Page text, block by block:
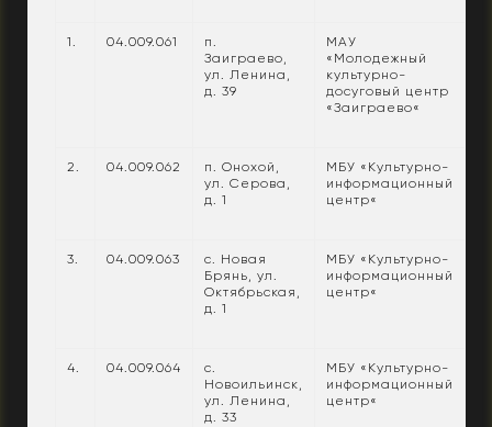
1. 04.009.061
п.
Заиграево,
ул. Ленина,
д. 39
МАУ
«Молодежный
культурно-
досуговый центр
«Заиграево«
2. 04.009.062
п. Онохой,
ул. Серова,
д. 1
МБУ «Культурно-
информационный
центр«
3. 04.009.063
с. Новая
Брянь, ул.
Октябрьская,
д. 1
МБУ «Культурно-
информационный
центр«
4. 04.009.064
с.
Новоильинск,
ул. Ленина,
д. 33
МБУ «Культурно-
информационный
центр«